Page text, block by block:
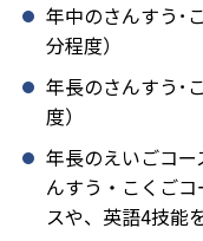
年中のさんすう･
分程度）
年長のさんすう･
度）
年長のえいごコ
んすう・こくご
スや、英語4技能